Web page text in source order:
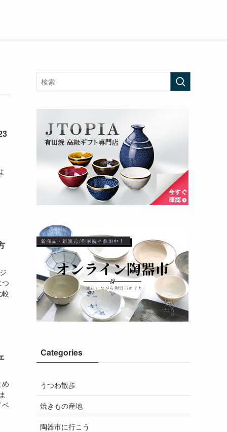
ベ
Categories
うつわ散歩
焼きもの産地
陶器市に行こう